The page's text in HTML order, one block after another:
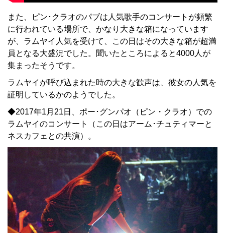
また、ピン･クラオのパブは人気歌手のコンサートが頻繁
に行われている場所で、かなり大きな箱になっています
が、ラムヤイ人気を受けて、この日はその大きな箱が超満
員となる大盛況でした。聞いたところによると4000人が
集まったそうです。
ラムヤイが呼び込まれた時の大きな歓声は、彼女の人気を
証明しているかのようでした。
◆2017年1月21日、ポー･グンパオ（ピン・クラオ）での
ラムヤイのコンサート（この日はアーム･チュティマーと
ネスカフェとの共演）。